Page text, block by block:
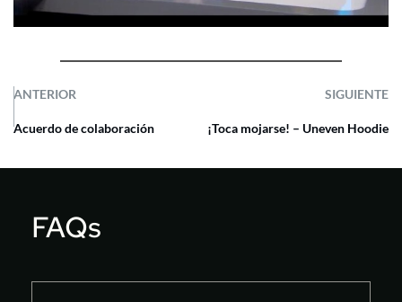
ANTERIOR SIGUIENTE
Acuerdo de colaboración ¡Toca mojarse! – Uneven Hoodie
FAQs